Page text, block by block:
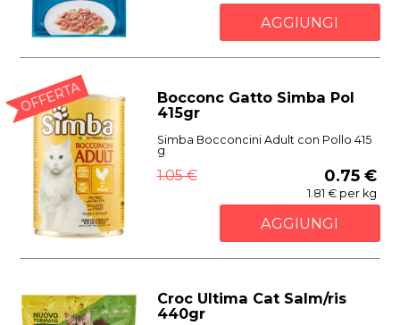
AGGIUNGI
OFFERTA
Bocconc Gatto Simba Pol
415gr
Simba Bocconcini Adult con Pollo 415
g
1.05 € 0.75 €
1.81 € per kg
AGGIUNGI
Croc Ultima Cat Salm/ris
440gr